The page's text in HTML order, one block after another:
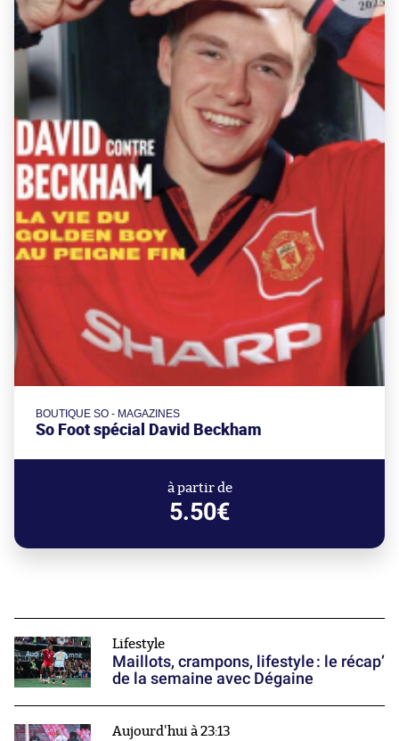
BOUTIQUE SO - MAGAZINES
So Foot spécial David Beckham
à partir de
5.50€
Lifestyle
Maillots, crampons, lifestyle : le récap’
de la semaine avec Dégaine
Aujourd'hui à 23:13